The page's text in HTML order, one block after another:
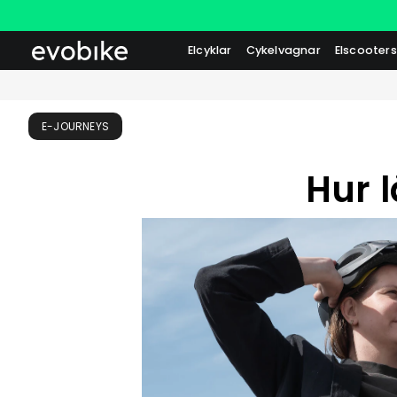
Elcyklar Cykelvagnar Elscooters
E-JOURNEYS
Hur